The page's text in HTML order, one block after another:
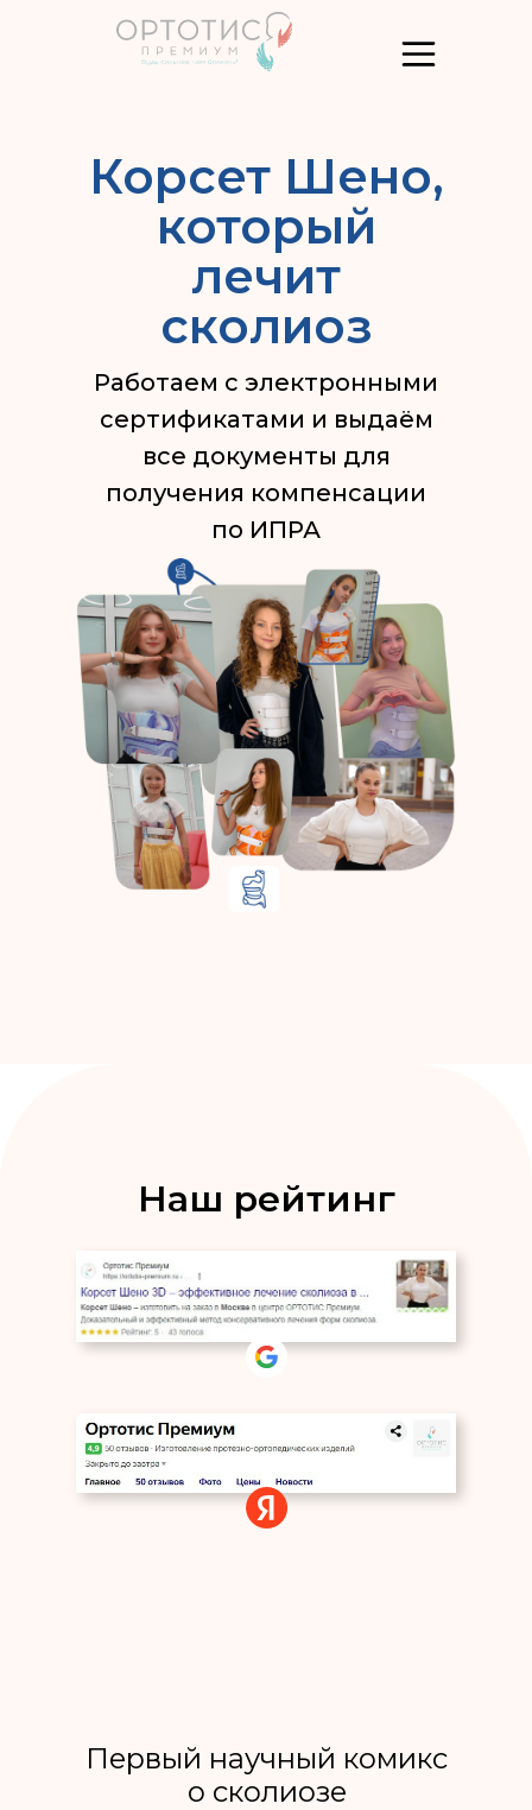
Корсет Шено,
который
лечит
сколиоз
Работаем с электронными
сертификатами и выдаём
все документы для
получения компенсации
по ИПРА
Наш рейтинг
Первый научный комикс
о сколиозе